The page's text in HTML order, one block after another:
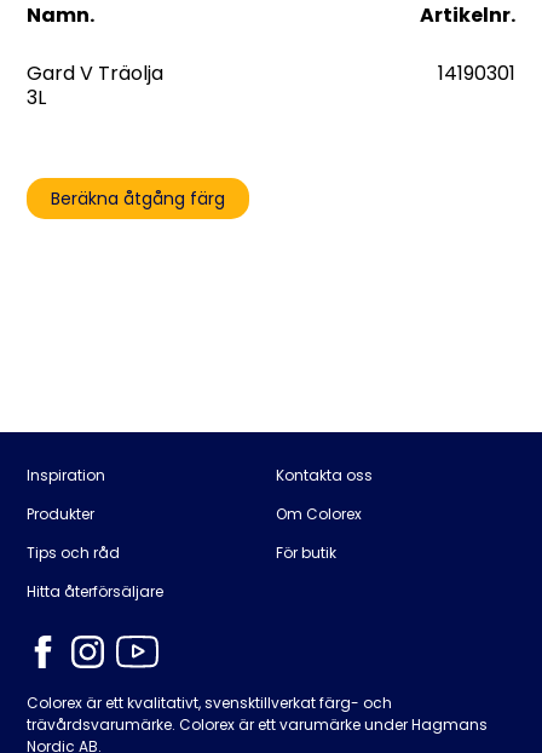
Namn. Artikelnr.
Gard V Träolja
3L
14190301
Beräkna åtgång färg
Inspiration
Produkter
Tips och råd
Hitta återförsäljare
Kontakta oss
Om Colorex
För butik
Colorex är ett kvalitativt, svensktillverkat färg- och
trävårdsvarumärke. Colorex är ett varumärke under Hagmans
Nordic AB.